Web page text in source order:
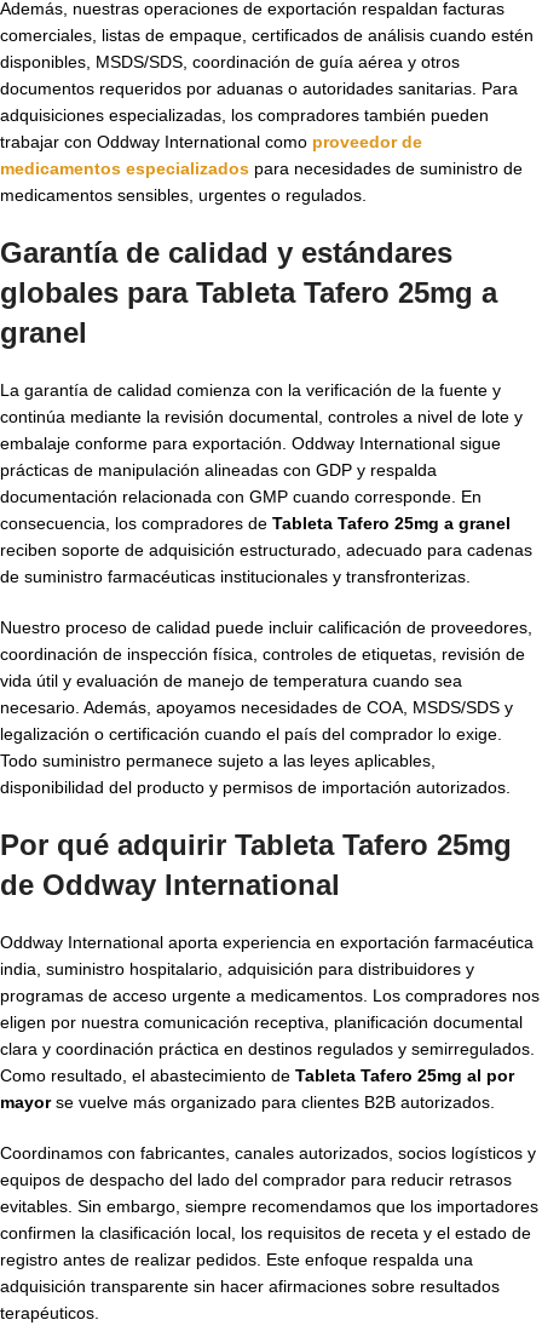
Además, nuestras operaciones de exportación respaldan facturas
comerciales, listas de empaque, certificados de análisis cuando estén
disponibles, MSDS/SDS, coordinación de guía aérea y otros
documentos requeridos por aduanas o autoridades sanitarias. Para
adquisiciones especializadas, los compradores también pueden
trabajar con Oddway International como proveedor de
medicamentos especializados para necesidades de suministro de
medicamentos sensibles, urgentes o regulados.
Garantía de calidad y estándares
globales para Tableta Tafero 25mg a
granel
La garantía de calidad comienza con la verificación de la fuente y
continúa mediante la revisión documental, controles a nivel de lote y
embalaje conforme para exportación. Oddway International sigue
prácticas de manipulación alineadas con GDP y respalda
documentación relacionada con GMP cuando corresponde. En
consecuencia, los compradores de Tableta Tafero 25mg a granel
reciben soporte de adquisición estructurado, adecuado para cadenas
de suministro farmacéuticas institucionales y transfronterizas.
Nuestro proceso de calidad puede incluir calificación de proveedores,
coordinación de inspección física, controles de etiquetas, revisión de
vida útil y evaluación de manejo de temperatura cuando sea
necesario. Además, apoyamos necesidades de COA, MSDS/SDS y
legalización o certificación cuando el país del comprador lo exige.
Todo suministro permanece sujeto a las leyes aplicables,
disponibilidad del producto y permisos de importación autorizados.
Por qué adquirir Tableta Tafero 25mg
de Oddway International
Oddway International aporta experiencia en exportación farmacéutica
india, suministro hospitalario, adquisición para distribuidores y
programas de acceso urgente a medicamentos. Los compradores nos
eligen por nuestra comunicación receptiva, planificación documental
clara y coordinación práctica en destinos regulados y semirregulados.
Como resultado, el abastecimiento de Tableta Tafero 25mg al por
mayorse vuelve más organizado para clientes B2B autorizados.
Coordinamos con fabricantes, canales autorizados, socios logísticos y
equipos de despacho del lado del comprador para reducir retrasos
evitables. Sin embargo, siempre recomendamos que los importadores
confirmen la clasificación local, los requisitos de receta y el estado de
registro antes de realizar pedidos. Este enfoque respalda una
adquisición transparente sin hacer afirmaciones sobre resultados
terapéuticos.